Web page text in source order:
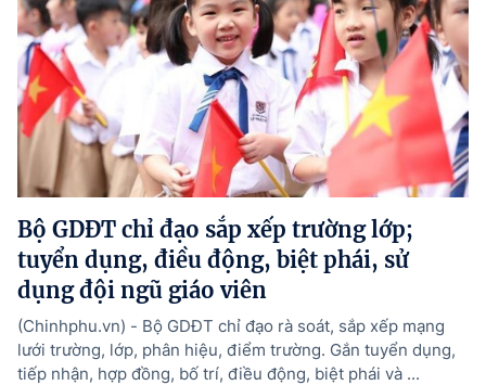
Bộ GDĐT chỉ đạo sắp xếp trường lớp;
tuyển dụng, điều động, biệt phái, sử
dụng đội ngũ giáo viên
(Chinhphu.vn) - Bộ GDĐT chỉ đạo rà soát, sắp xếp mạng
lưới trường, lớp, phân hiệu, điểm trường. Gắn tuyển dụng,
tiếp nhận, hợp đồng, bố trí, điều động, biệt phái và ...